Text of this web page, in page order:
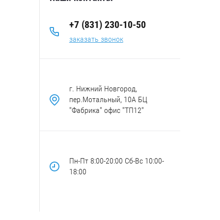
+7 (831) 230-10-50
заказать звонок
г. Нижний Новгород,
пер.Мотальный, 10А БЦ
"Фабрика" офис "ТП12"
Пн-Пт 8:00-20:00 Сб-Вс 10:00-
18:00